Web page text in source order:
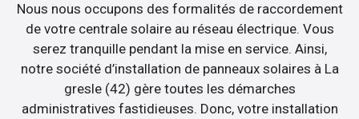
Nous nous occupons des formalités de raccordement
de votre centrale solaire au réseau électrique. Vous
serez tranquille pendant la mise en service. Ainsi,
notre société d’installation de panneaux solaires à La
gresle (42) gère toutes les démarches
administratives fastidieuses. Donc, votre installation